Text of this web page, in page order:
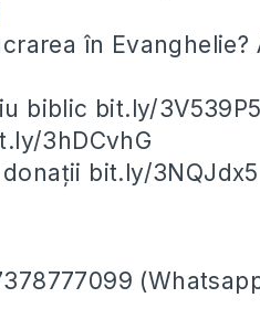
în Evanghelie?
biblic bit.ly/3V539P5
3hDCvhG
bit.ly/3NQJdx5